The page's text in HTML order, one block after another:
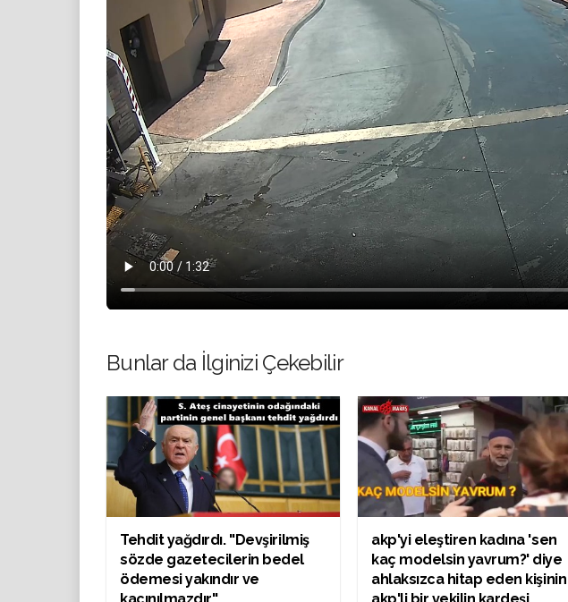
Bunlar da İlginizi Çekebilir
Tehdit yağdırdı. ''Devşirilmiş
sözde gazetecilerin bedel
ödemesi yakındır ve
akp'yi eleştiren kadına 'sen
kaç modelsin yavrum?' diye
ahlaksızca hitap eden kişinin